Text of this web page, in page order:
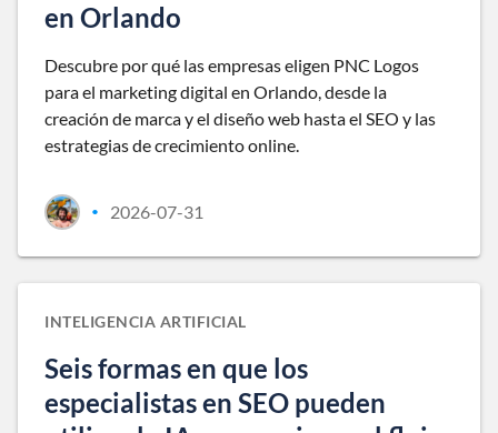
en Orlando
Descubre por qué las empresas eligen PNC Logos
para el marketing digital en Orlando, desde la
creación de marca y el diseño web hasta el SEO y las
estrategias de crecimiento online.
• 2026-07-31
INTELIGENCIA ARTIFICIAL
Seis formas en que los
especialistas en SEO pueden